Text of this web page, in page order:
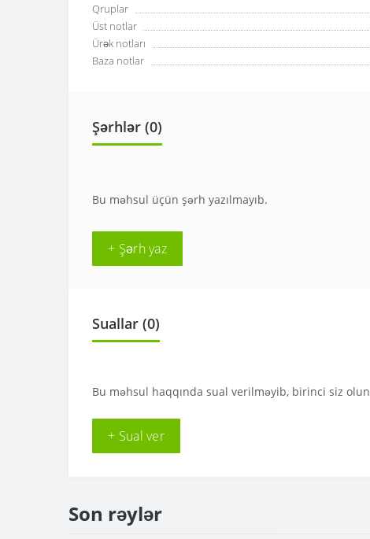
Qruplar
Üst notlar
Ürək notları
Baza notlar
Şərhlər (0)
Bu məhsul üçün şərh yazılmayıb.
+ Şərh yaz
Suallar (0)
Bu məhsul haqqında sual verilməyib, birinci siz olun
+ Sual ver
Son rəylər